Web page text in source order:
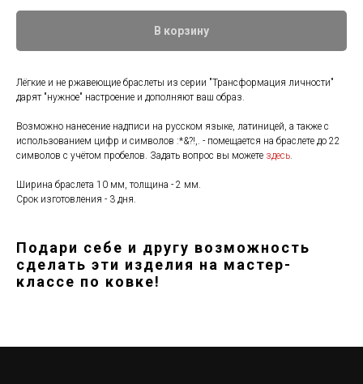
В корзину
Лёгкие и не ржавеющие браслеты из серии "Трансформация личности"
дарят "нужное" настроение и дополняют ваш образ.
Возможно нанесение надписи на русском языке, латиницей, а также с
использованием цифр и символов :*&?!,. - помещается на браслете до 22
символов с учётом пробелов. Задать вопрос вы можете здесь.
Ширина браслета 10 мм, толщина - 2 мм.
Срок изготовления - 3 дня.
Подари себе и другу возможность
сделать эти изделия на мастер-
классе по ковке!